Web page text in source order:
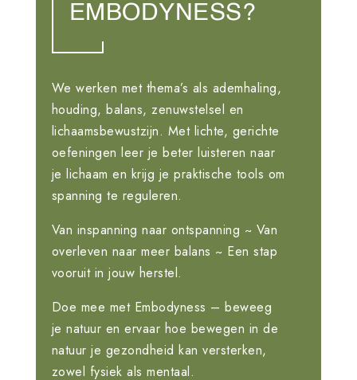
EMBODYNESS?
We werken met thema’s als ademhaling,
houding, balans, zenuwstelsel en
lichaamsbewustzijn. Met lichte, gerichte
oefeningen leer je beter luisteren naar
je lichaam en krijg je praktische tools om
spanning te reguleren.
Van inspanning naar ontspanning ~ Van
overleven naar meer balans ~ Een stap
vooruit in jouw herstel.
Doe mee met Embodyness – beweeg
je natuur en ervaar hoe bewegen in de
natuur je gezondheid kan versterken,
zowel fysiek als mentaal.